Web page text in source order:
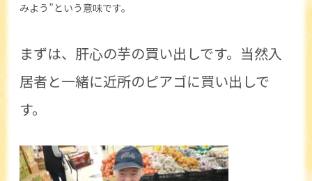
みよう”という意味です。
まずは、肝心の芋の買い出しです。当然入
居者と一緒に近所のピアゴに買い出しで
す。